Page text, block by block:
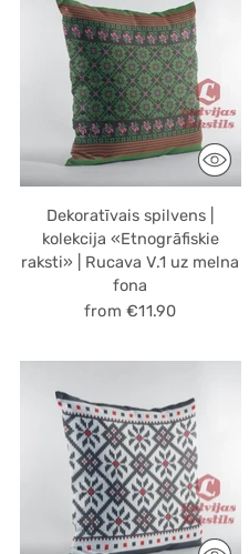
Dekoratīvais spilvens |
kolekcija «Etnogrāfiskie
raksti» | Rucava V.1 uz melna
fona
from €11.90